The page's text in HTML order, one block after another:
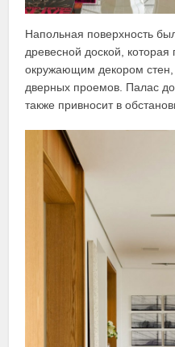
Напольная поверхность
древесной доской, которая
окружающим декором
дверных проемов. Палас
также привносит в